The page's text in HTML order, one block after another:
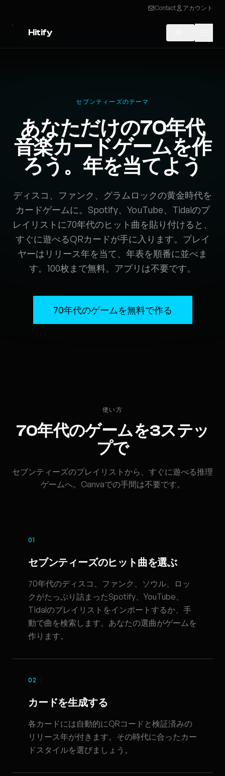
Contact アカウント
Hitify
セブンティーズのテーマ
あなただけの70年代
音楽カードゲームを作
ろう。年を当てよう
ディスコ、ファンク、グラムロックの黄金時代を
カードゲームに。Spotify、YouTube、Tidalのプ
レイリストに70年代のヒット曲を貼り付けると、
すぐに遊べるQRカードが手に入ります。プレイ
ヤーはリリース年を当て、年表を順番に並べま
す。100枚まで無料。アプリは不要です。
70年代のゲームを無料で作る
使い方
70年代のゲームを3ステッ
プで
セブンティーズのプレイリストから、すぐに遊べる推理
ゲームへ。Canvaでの手間は不要です。
01
セブンティーズのヒット曲を選ぶ
70年代のディスコ、ファンク、ソウル、ロッ
クがたっぷり詰まったSpotify、YouTube、
Tidalのプレイリストをインポートするか、手
動で曲を検索します。あなたの選曲がゲームを
作ります。
02
カードを生成する
各カードには自動的にQRコードと検証済みの
リリース年が付きます。その時代に合ったカー
ドスタイルを選びましょう。